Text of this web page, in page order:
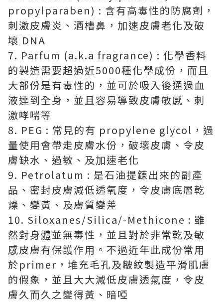
propylparaben) : 含有高毒性的防腐劑，
刺激皮膚炎、酒槽鼻，加速皮膚老化及破
壞 DNA
7. Parfum (a.k.a fragrance) : 化學香料
的製造需要超過近5000種化學成份，而且
大部份是有毒性的，並可於吸入後通過血
液達到全身，並且容易導致皮膚敏感、刺
激哮喘等
8. PEG : 常見的有 propylene glycol，過
量使用會帶走皮膚水份，破壞皮膚、令皮
膚缺水、過敏、及加速老化
9. Petrolatum : 是石油提錬出來的副產
品、密封皮膚減低透氧度，令皮膚底層乾
燥、變黃、及膚質變差
10. Siloxanes/Silica/-Methicone : 雖
然對身體並無毒性，並且對於非常乾及敏
感皮膚有保護作用。不過近年此成份常用
於primer，堆充毛孔及皺紋製造平滑肌膚
的假象，並且大大減低皮膚透氣度，令皮
膚久而久之變得黃、暗啞